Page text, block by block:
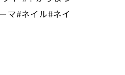
マ#ネイル#ネイ